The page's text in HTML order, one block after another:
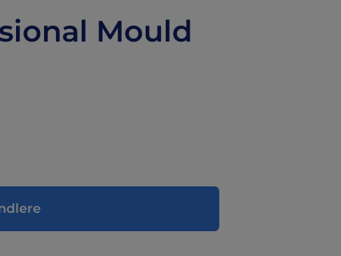
Mould